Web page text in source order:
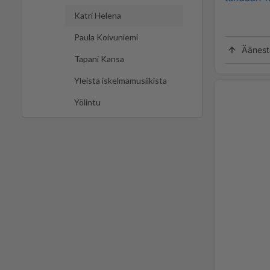
Katri Helena
Paula Koivuniemi
Tapani Kansa
Yleistä iskelmämusiikista
Yölintu